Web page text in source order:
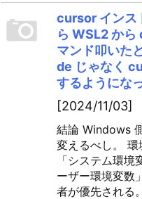
cursor インス
ら WSL2 から
マンド叩いた
de じゃなく
するようにな
[2024/11/03]
結論 Windows
変えるべし。 環
「システム環境
ーザー環境変数
者が優先される